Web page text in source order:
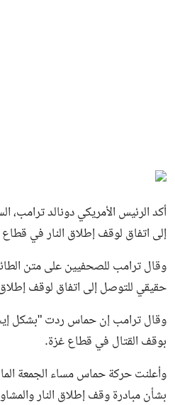
أكد الرئيس الأمريكي دونالد ترامب،
إلى اتفاق لوقف إطلاق النار في
وقال ترامب للصحفيين على متن
حقيقي للتوصل إلى اتفاق لوقف
وقال ترامب إن حماس ردت "بشكل
بوقف القتال في قطاع غزة.
وأعلنت حركة حماس مساء الجمعة
بشأن مبادرة وقف إطلاق النار